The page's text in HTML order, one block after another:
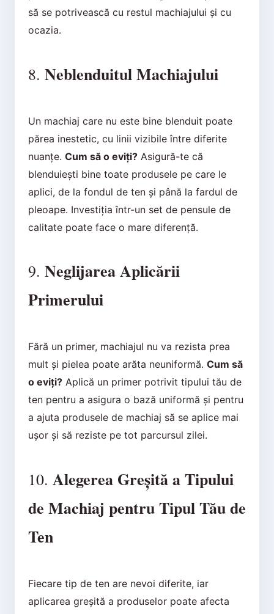
să se potrivească cu restul machiajului și cu
ocazia.
8. Neblenduitul Machiajului
Un machiaj care nu este bine blenduit poate
părea inestetic, cu linii vizibile între diferite
nuanțe. Cum să o eviți?Asigură-te că
blenduiești bine toate produsele pe care le
aplici, de la fondul de ten și până la fardul de
pleoape. Investiția într-un set de pensule de
calitate poate face o mare diferență.
9. Neglijarea Aplicării
Primerului
Fără un primer, machiajul nu va rezista prea
mult și pielea poate arăta neuniformă. Cum să
o eviți?Aplică un primer potrivit tipului tău de
ten pentru a asigura o bază uniformă și pentru
a ajuta produsele de machiaj să se aplice mai
ușor și să reziste pe tot parcursul zilei.
10. Alegerea Greșită a Tipului
de Machiaj pentru Tipul Tău de
Ten
Fiecare tip de ten are nevoi diferite, iar
aplicarea greșită a produselor poate afecta